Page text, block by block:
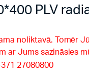
PLV
noliktavā. Tomēr
ar Jums sazināsies
27080800